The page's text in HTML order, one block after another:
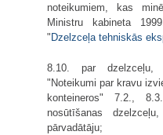
noteikumiem, kas
Ministru kabineta
" Dzelzceļa tehniskās
8.10. par
"Noteikumi par kravu
konteineros" 7.2.,
nosūtīšanas
pārvadātāju;